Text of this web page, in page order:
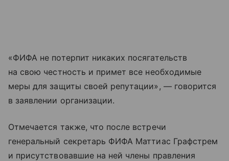
«ФИФА не потерпит никаких посягательств
на свою честность и примет все необходимые
меры для защиты своей репутации», — говорится
в заявлении организации.
Отмечается также, что после встречи
генеральный секретарь ФИФА Маттиас Графстрем
и присутствовавшие на ней члены правления